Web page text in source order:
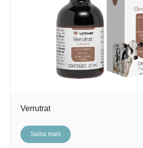
Verrutrat
Saiba mais